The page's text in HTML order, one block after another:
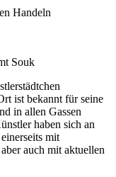
Handeln
ist bekannt für seine
in allen Gassen
haben sich an
mit
auch mit aktuellen